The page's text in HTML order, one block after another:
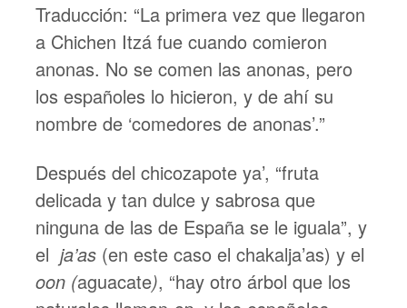
Traducción: “La primera vez que llegaron
a Chichen Itzá fue cuando comieron
anonas. No se comen las anonas, pero
los españoles lo hicieron, y de ahí su
nombre de ‘comedores de anonas’.”
Después del chicozapote ya’, “fruta
delicada y tan dulce y sabrosa que
ninguna de las de España se le iguala”, y
el ja’as (en este caso el chakalja’as) y el
oon (aguacate), “hay otro árbol que los